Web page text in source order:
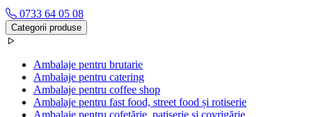
0733 64 05 08
Categorii produse
Ambalaje pentru brutarie
Ambalaje pentru catering
Ambalaje pentru coffee shop
Ambalaje pentru fast food, street food și rotiserie
Ambalaje pentru cofetărie, patiserie si covrigărie